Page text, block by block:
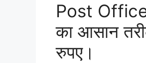
Post
का आसान
रुपए।